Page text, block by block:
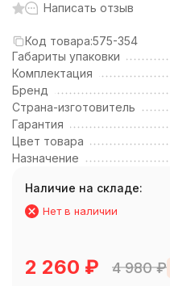
Написать отзыв
Код товара:575-354
Габариты упаковки
Комплектация
Бренд
Страна-изготовитель
Гарантия
Цвет товара
Назначение
Наличие на складе:
Нет в наличии
2 260 ₽ 4 980₽